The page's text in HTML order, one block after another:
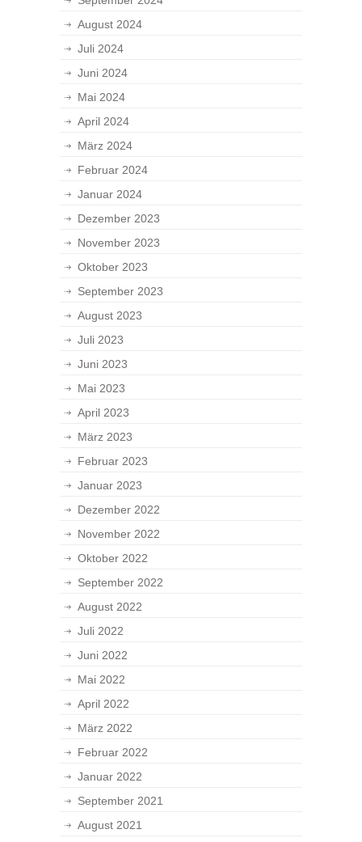
August 2024
Juli 2024
Juni 2024
Mai 2024
April 2024
März 2024
Februar 2024
Januar 2024
Dezember 2023
November 2023
Oktober 2023
September 2023
August 2023
Juli 2023
Juni 2023
Mai 2023
April 2023
März 2023
Februar 2023
Januar 2023
Dezember 2022
November 2022
Oktober 2022
September 2022
August 2022
Juli 2022
Juni 2022
Mai 2022
April 2022
März 2022
Februar 2022
Januar 2022
September 2021
August 2021